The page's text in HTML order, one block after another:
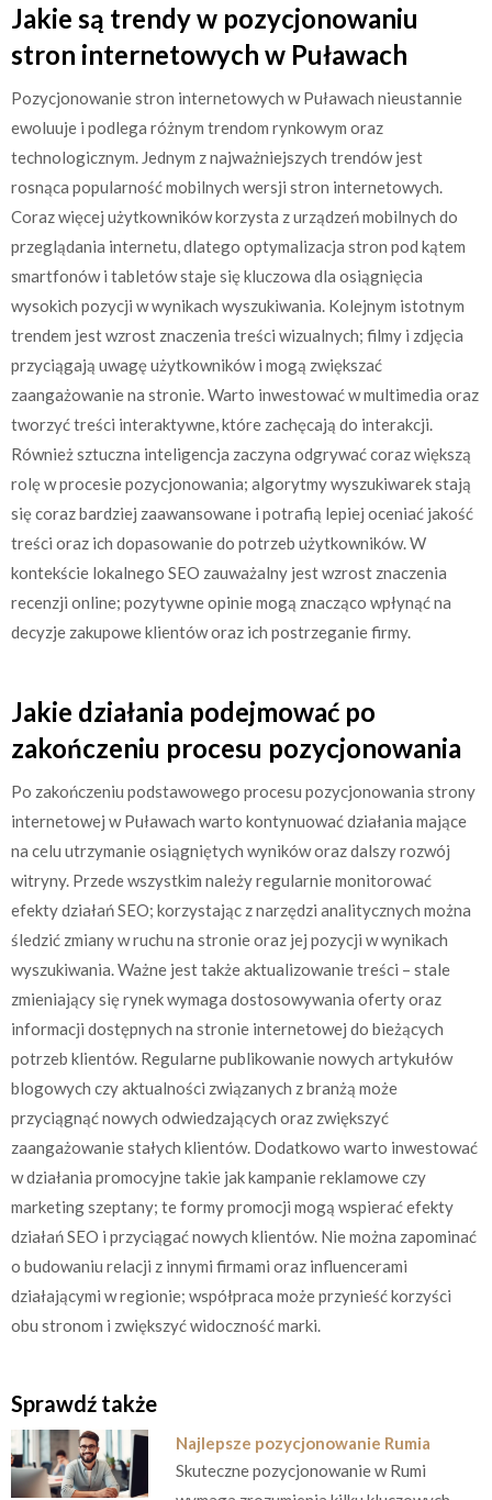
Jakie są trendy w pozycjonowaniu
stron internetowych w Puławach
Pozycjonowanie stron internetowych w Puławach nieustannie
ewoluuje i podlega różnym trendom rynkowym oraz
technologicznym. Jednym z najważniejszych trendów jest
rosnąca popularność mobilnych wersji stron internetowych.
Coraz więcej użytkowników korzysta z urządzeń mobilnych do
przeglądania internetu, dlatego optymalizacja stron pod kątem
smartfonów i tabletów staje się kluczowa dla osiągnięcia
wysokich pozycji w wynikach wyszukiwania. Kolejnym istotnym
trendem jest wzrost znaczenia treści wizualnych; filmy i zdjęcia
przyciągają uwagę użytkowników i mogą zwiększać
zaangażowanie na stronie. Warto inwestować w multimedia oraz
tworzyć treści interaktywne, które zachęcają do interakcji.
Również sztuczna inteligencja zaczyna odgrywać coraz większą
rolę w procesie pozycjonowania; algorytmy wyszukiwarek stają
się coraz bardziej zaawansowane i potrafią lepiej oceniać jakość
treści oraz ich dopasowanie do potrzeb użytkowników. W
kontekście lokalnego SEO zauważalny jest wzrost znaczenia
recenzji online; pozytywne opinie mogą znacząco wpłynąć na
decyzje zakupowe klientów oraz ich postrzeganie firmy.
Jakie działania podejmować po
zakończeniu procesu pozycjonowania
Po zakończeniu podstawowego procesu pozycjonowania strony
internetowej w Puławach warto kontynuować działania mające
na celu utrzymanie osiągniętych wyników oraz dalszy rozwój
witryny. Przede wszystkim należy regularnie monitorować
efekty działań SEO; korzystając z narzędzi analitycznych można
śledzić zmiany w ruchu na stronie oraz jej pozycji w wynikach
wyszukiwania. Ważne jest także aktualizowanie treści – stale
zmieniający się rynek wymaga dostosowywania oferty oraz
informacji dostępnych na stronie internetowej do bieżących
potrzeb klientów. Regularne publikowanie nowych artykułów
blogowych czy aktualności związanych z branżą może
przyciągnąć nowych odwiedzających oraz zwiększyć
zaangażowanie stałych klientów. Dodatkowo warto inwestować
w działania promocyjne takie jak kampanie reklamowe czy
marketing szeptany; te formy promocji mogą wspierać efekty
działań SEO i przyciągać nowych klientów. Nie można zapominać
o budowaniu relacji z innymi firmami oraz influencerami
działającymi w regionie; współpraca może przynieść korzyści
obu stronom i zwiększyć widoczność marki.
Sprawdź także
Najlepsze pozycjonowanie Rumia
Skuteczne pozycjonowanie w Rumi